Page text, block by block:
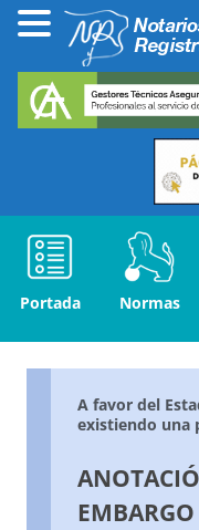
Portada Normas
A favor del
existiendo una
EMBARGO